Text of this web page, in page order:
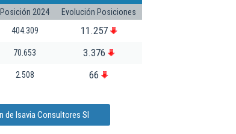
Posición 2024
Evolución Posiciones
404.309 11.257
70.653 3.376
2.508 66
de Isavia Consultores Sl